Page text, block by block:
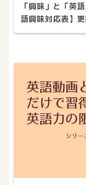
「興味」と「英
語興味対応表】